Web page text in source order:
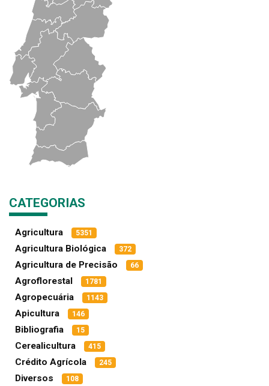
CATEGORIAS
Agricultura 5351
Agricultura Biológica 372
Agricultura de Precisão 66
Agroflorestal 1781
Agropecuária 1143
Apicultura 146
Bibliografia 15
Cerealicultura 415
Crédito Agrícola 245
Diversos 108